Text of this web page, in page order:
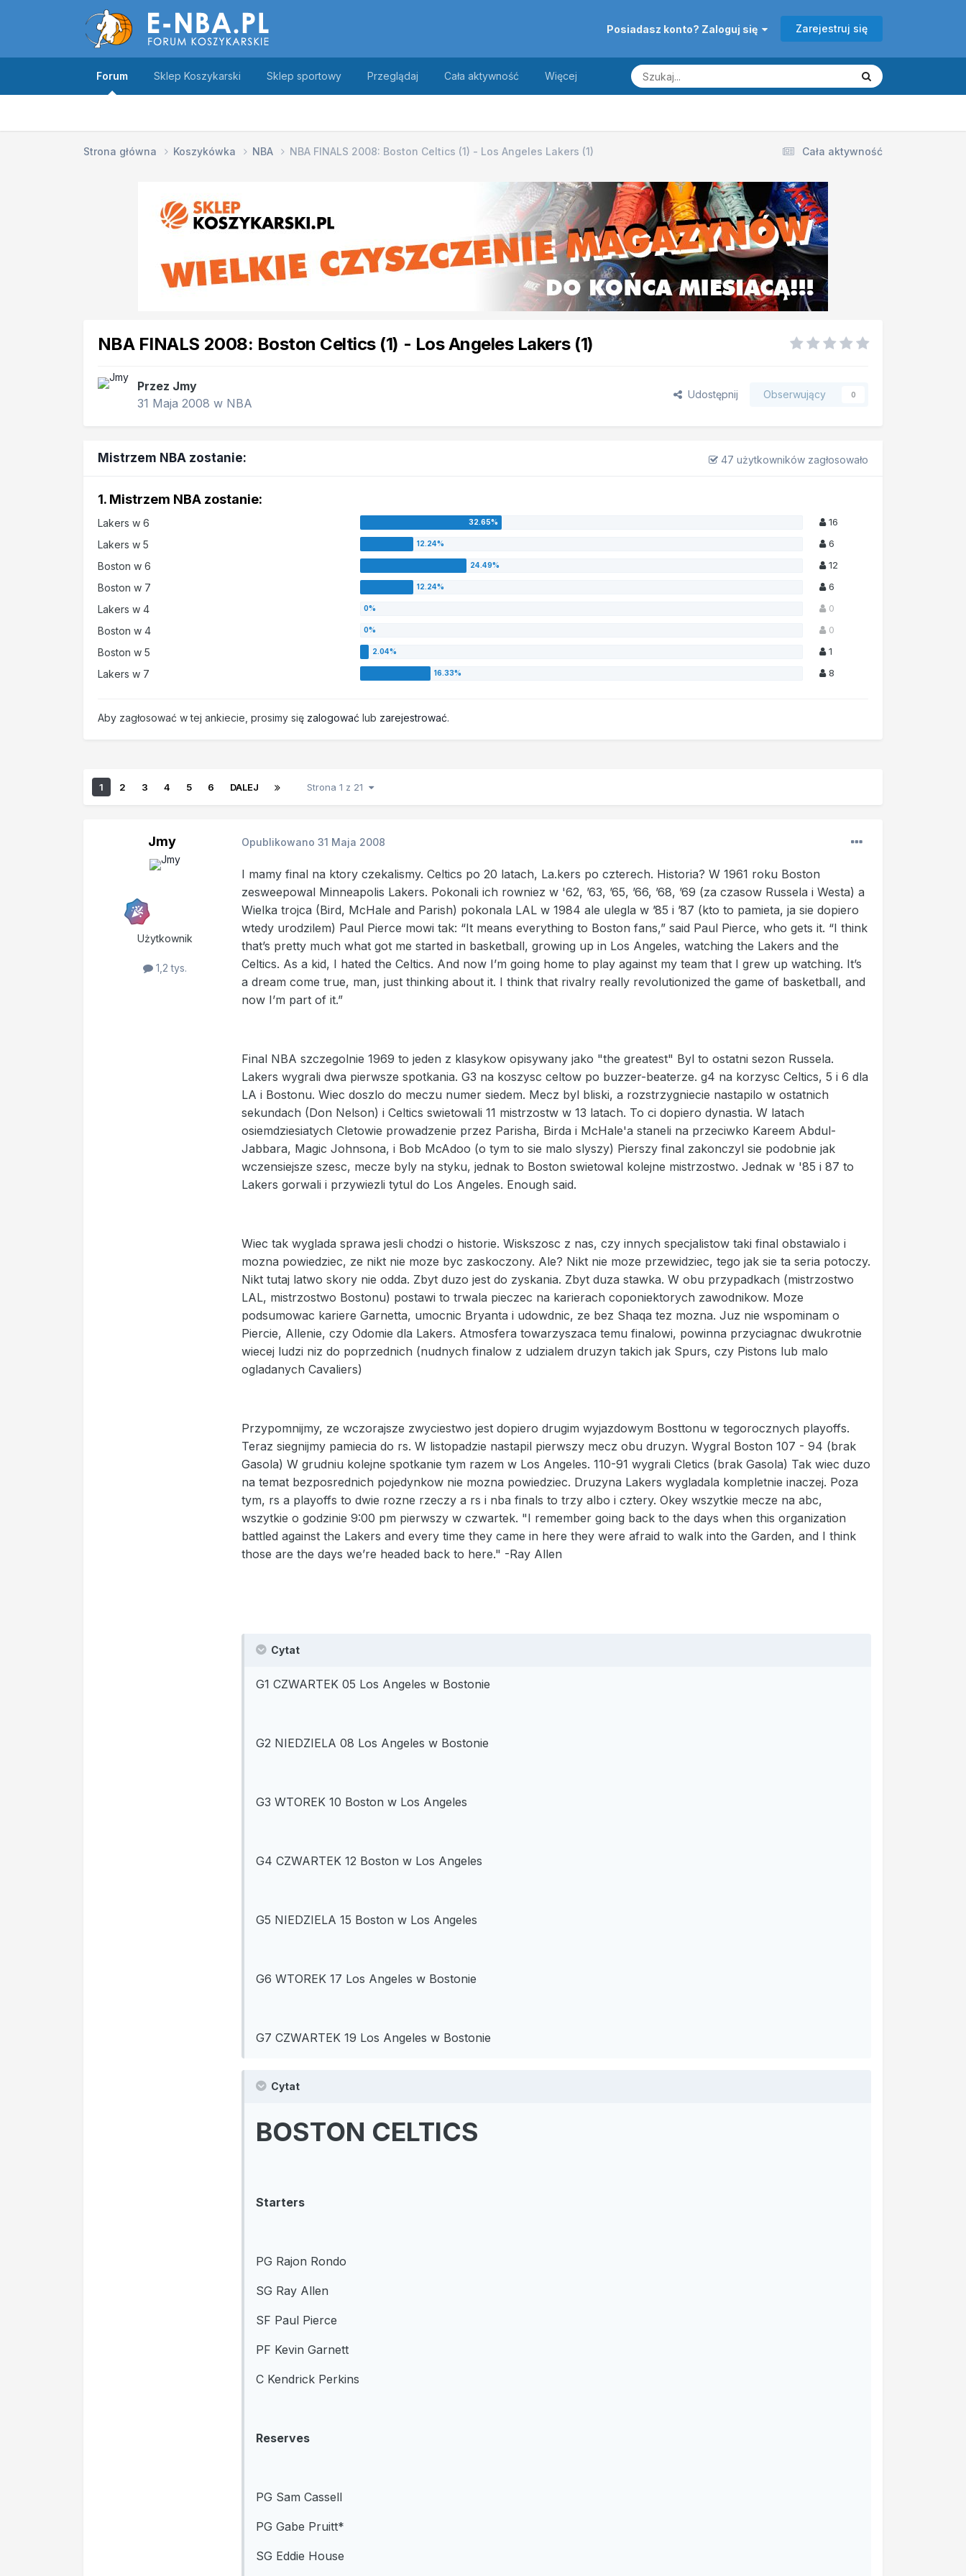
Posiadasz konto? Zaloguj się Zarejestruj się
Forum Sklep Koszykarski Sklep sportowy Przeglądaj Cała aktywność Więcej
Cała aktywność
Strona główna Koszykówka NBA NBA FINALS 2008: Boston Celtics (1) - Los Angeles Lakers (1)
NBA FINALS 2008: Boston Celtics (1) - Los Angeles Lakers (1)
Przez Jmy
31 Maja 2008 w NBA
Udostępnij Obserwujący 0
Mistrzem NBA zostanie: 47 użytkowników zagłosowało
1. Mistrzem NBA zostanie:
Lakers w 6 16
Lakers w 5 6
Boston w 6 12
Boston w 7 6
Lakers w 4 0
Boston w 4 0
Boston w 5 1
Lakers w 7 8
Aby zagłosować w tej ankiecie, prosimy się zalogować lub zarejestrować.
1 2 3 4 5 6 DALEJ Strona 1 z 21
Jmy
Użytkownik
1,2 tys.
Opublikowano 31 Maja 2008
I mamy final na ktory czekalismy. Celtics po 20 latach, La.kers po czterech. Historia? W 1961 roku Boston
zesweepowal Minneapolis Lakers. Pokonali ich rowniez w '62, ’63, ’65, ’66, ’68, ’69 (za czasow Russela i Westa) a
Wielka trojca (Bird, McHale and Parish) pokonala LAL w 1984 ale ulegla w ’85 i ’87 (kto to pamieta, ja sie dopiero
wtedy urodzilem) Paul Pierce mowi tak: “It means everything to Boston fans,” said Paul Pierce, who gets it. “I think
that’s pretty much what got me started in basketball, growing up in Los Angeles, watching the Lakers and the
Celtics. As a kid, I hated the Celtics. And now I’m going home to play against my team that I grew up watching. It’s
a dream come true, man, just thinking about it. I think that rivalry really revolutionized the game of basketball, and
now I’m part of it.”
Final NBA szczegolnie 1969 to jeden z klasykow opisywany jako "the greatest" Byl to ostatni sezon Russela.
Lakers wygrali dwa pierwsze spotkania. G3 na koszysc celtow po buzzer-beaterze. g4 na korzysc Celtics, 5 i 6 dla
LA i Bostonu. Wiec doszlo do meczu numer siedem. Mecz byl bliski, a rozstrzygniecie nastapilo w ostatnich
sekundach (Don Nelson) i Celtics swietowali 11 mistrzostw w 13 latach. To ci dopiero dynastia. W latach
osiemdziesiatych Cletowie prowadzenie przez Parisha, Birda i McHale'a staneli na przeciwko Kareem Abdul-
Jabbara, Magic Johnsona, i Bob McAdoo (o tym to sie malo slyszy) Pierszy final zakonczyl sie podobnie jak
wczensiejsze szesc, mecze byly na styku, jednak to Boston swietowal kolejne mistrzostwo. Jednak w '85 i 87 to
Lakers gorwali i przywiezli tytul do Los Angeles. Enough said.
Wiec tak wyglada sprawa jesli chodzi o historie. Wiskszosc z nas, czy innych specjalistow taki final obstawialo i
mozna powiedziec, ze nikt nie moze byc zaskoczony. Ale? Nikt nie moze przewidziec, tego jak sie ta seria potoczy.
Nikt tutaj latwo skory nie odda. Zbyt duzo jest do zyskania. Zbyt duza stawka. W obu przypadkach (mistrzostwo
LAL, mistrzostwo Bostonu) postawi to trwala pieczec na karierach coponiektorych zawodnikow. Moze
podsumowac kariere Garnetta, umocnic Bryanta i udowdnic, ze bez Shaqa tez mozna. Juz nie wspominam o
Piercie, Allenie, czy Odomie dla Lakers. Atmosfera towarzyszaca temu finalowi, powinna przyciagnac dwukrotnie
wiecej ludzi niz do poprzednich (nudnych finalow z udzialem druzyn takich jak Spurs, czy Pistons lub malo
ogladanych Cavaliers)
Przypomnijmy, ze wczorajsze zwyciestwo jest dopiero drugim wyjazdowym Bosttonu w tegorocznych playoffs.
Teraz siegnijmy pamiecia do rs. W listopadzie nastapil pierwszy mecz obu druzyn. Wygral Boston 107 - 94 (brak
Gasola) W grudniu kolejne spotkanie tym razem w Los Angeles. 110-91 wygrali Cletics (brak Gasola) Tak wiec duzo
na temat bezposrednich pojedynkow nie mozna powiedziec. Druzyna Lakers wygladala kompletnie inaczej. Poza
tym, rs a playoffs to dwie rozne rzeczy a rs i nba finals to trzy albo i cztery. Okey wszytkie mecze na abc,
wszytkie o godzinie 9:00 pm pierwszy w czwartek. "I remember going back to the days when this organization
battled against the Lakers and every time they came in here they were afraid to walk into the Garden, and I think
those are the days we’re headed back to here." -Ray Allen
Cytat
G1 CZWARTEK 05 Los Angeles w Bostonie
G2 NIEDZIELA 08 Los Angeles w Bostonie
G3 WTOREK 10 Boston w Los Angeles
G4 CZWARTEK 12 Boston w Los Angeles
G5 NIEDZIELA 15 Boston w Los Angeles
G6 WTOREK 17 Los Angeles w Bostonie
G7 CZWARTEK 19 Los Angeles w Bostonie
Cytat
BOSTON CELTICS
Starters
PG Rajon Rondo
SG Ray Allen
SF Paul Pierce
PF Kevin Garnett
C Kendrick Perkins
Reserves
PG Sam Cassell
PG Gabe Pruitt*
SG Eddie House